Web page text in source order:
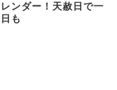
ンダー！天赦日で一
も